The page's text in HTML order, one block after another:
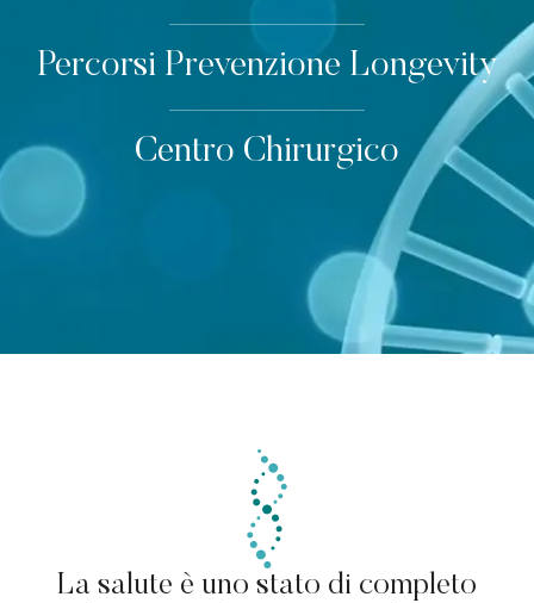
Percorsi Prevenzione Longevity
Centro Chirurgico
La salute è uno stato di completo